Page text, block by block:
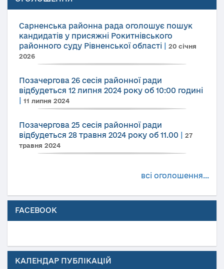
Сарненська районна рада оголошує пошук
кандидатів у присяжні Рокитнівського
районного суду Рівненської області
20 січня
2026
Позачергова 26 сесія районної ради
відбудеться 12 липня 2024 року об 10:00 годині
11 липня 2024
Позачергова 25 сесія районної ради
відбудеться 28 травня 2024 року об 11.00
27
травня 2024
всі оголошення...
FACEBOOK
КАЛЕНДАР ПУБЛІКАЦІЙ